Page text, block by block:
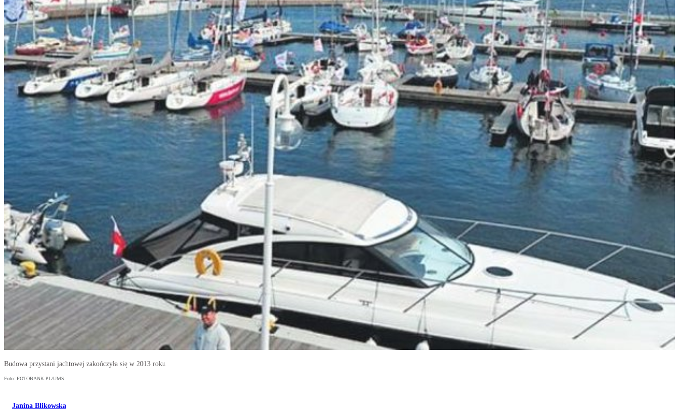
Budowa przystani jachtowej zakończyła się w 2013 roku
Foto: FOTOBANK.PL/UMS
Janina Blikowska